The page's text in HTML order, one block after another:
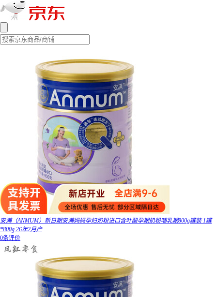
安满（ANMUM）新日期安满妈妈孕妇奶粉进口含叶酸孕期奶粉哺乳期800g罐装 1罐
*800g 26年2月产
0条评价